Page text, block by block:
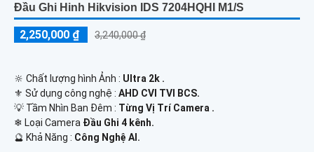
Đầu Ghi Hinh Hikvision IDS 7204HQHI M1/S
2,250,000 ₫ 3,240,000 ₫
🔆 Chất lượng hình Ảnh : Ultra 2k .
⚜️ Sử dụng công nghệ : AHD CVI TVI BCS.
💡 Tầm Nhìn Ban Đêm : Từng Vị Trí Camera .
❄ Loại Camera Đầu Ghi 4 kênh.
️🔮 Khả Năng : Công Nghệ AI.